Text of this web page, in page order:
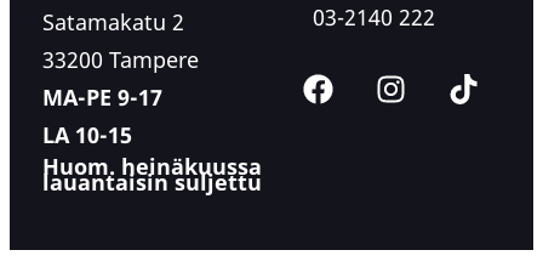
Satamakatu 2
33200 Tampere
MA-PE 9-17
LA 10-15
Huom. heinäkuussa
lauantaisin suljettu
03-2140 222